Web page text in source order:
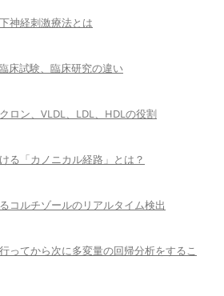
神経刺激療法とは
床試験、臨床研究の違い
ロン、VLDL、LDL、HDLの役割
る「カノニカル経路」とは？
コルチゾールのリアルタイム検出
ってから次に多変量の回帰分析をするこ